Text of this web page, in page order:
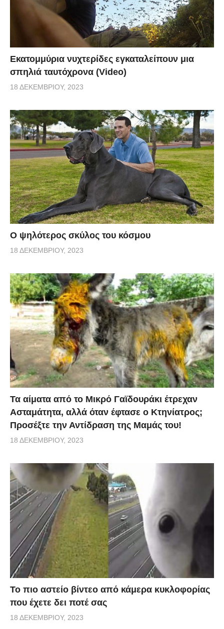
Εκατομμύρια νυχτερίδες εγκαταλείπουν μια
σπηλιά ταυτόχρονα (Video)
18 ΔΕΚΕΜΒΡΊΟΥ, 2023
Ο ψηλότερος σκύλος του κόσμου
18 ΔΕΚΕΜΒΡΊΟΥ, 2023
Τα αίματα από το Μικρό Γαϊδουράκι έτρεχαν
Ασταμάτητα, αλλά όταν έφτασε ο Κτηνίατρος;
Προσέξτε την Αντίδραση της Μαμάς του!
18 ΔΕΚΕΜΒΡΊΟΥ, 2023
Το πιο αστείο βίντεο από κάμερα κυκλοφορίας
που έχετε δει ποτέ σας
18 ΔΕΚΕΜΒΡΊΟΥ, 2023